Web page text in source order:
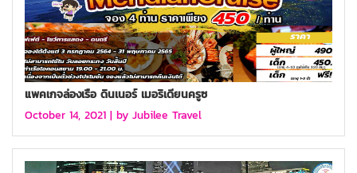
แพคเกจล่องเรือ ดินเนอร์ เมอริเดียนครูซ
October 14, 2021 | by Jubilee Travel